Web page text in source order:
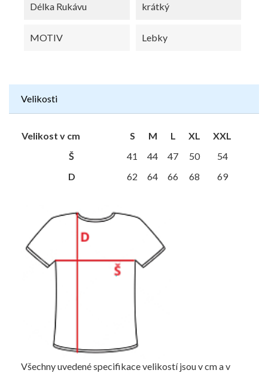
Délka Rukávu krátký
MOTIV Lebky
Velikosti
Velikost v cm S M L XL
XXL
Š
41 44 47 50
54
D
62 64 66 68 69
Všechny uvedené specifikace velikostí jsou v cm a v